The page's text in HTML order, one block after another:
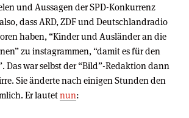
und Aussagen der SPD-Konkurrenz
dass ARD, ZDF und Deutschlandradio
haben, “Kinder und Ausländer an die
zu instagrammen, “damit es für den
Das war selbst der “Bild”-Redaktion dann
Sie änderte nach einigen Stunden den
Er lautetnun: